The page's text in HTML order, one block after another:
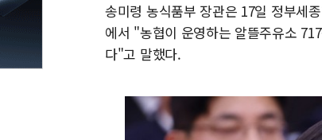
송미령 농식품부 장관은 17일 정부세
에서 "농협이 운영하는 알뜰주유소
다"고 말했다.